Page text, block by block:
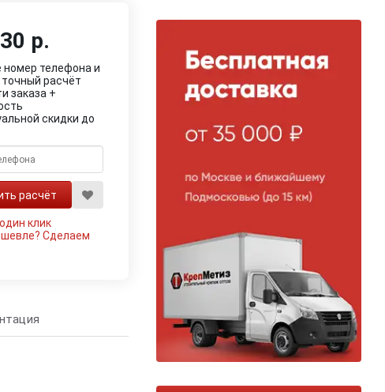
р.
номер телефона и
точный расчёт
заказа +
скидки до
клик
Сделаем